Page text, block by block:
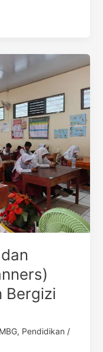
Bergizi
MBG, Pendidikan /